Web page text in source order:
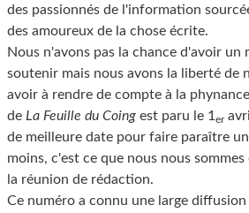
des passionnés de l'information
des amoureux de la chose écrite.
Nous n'avons pas la chance d'avoir
soutenir mais nous avons la liberté de
avoir à rendre de compte à la
de La Feuille du Coing est paru le 1 er
de meilleure date pour faire paraître
moins, c'est ce que nous nous
la réunion de rédaction.
Ce numéro a connu une large